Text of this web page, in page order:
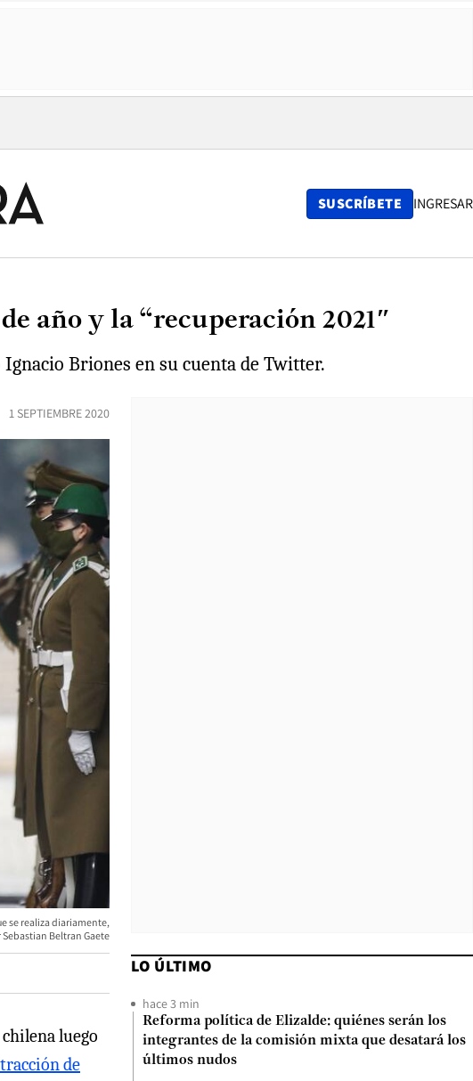
window
SUSCRÍBETE INGRESAR
año y la “recuperación 2021″
Briones en su cuenta de Twitter.
1 SEPTIEMBRE 2020
se realiza diariamente,
Sebastian Beltran Gaete
luego
de
LO ÚLTIMO
hace 3 min
Reforma política de Elizalde: quiénes serán los
integrantes de la comisión mixta que desatará los
últimos nudos